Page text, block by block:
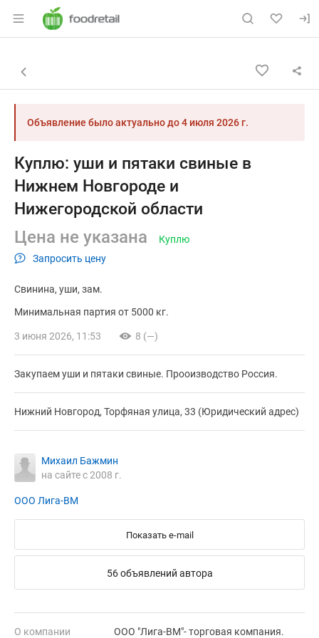
Раздел навигации по сайту
Объявление: Куплю: уши и
Навигация и управление объявлением
Назад к списку объявлений
Объявление было актуально до4 июля 2026 г.
Куплю: уши и пятаки свиные в
Нижнем Новгороде и
Нижегородской области
Цена не указана
Запросить цену
Куплю
Свинина уши зам.
Минимальная партия от 5000 кг.
3 июня 2026, 11:53 8 (—)
Закупаем уши и пятаки свиные. Прооизводство Россия.
Нижний Новгород, Торфяная улица, 33 (Юридический адрес)
Михаил Бажмин
на сайте с 2008 г.
ООО Лига-ВМ
Показать e-mail
56 объявлений автора
О компании
ООО "Лига-ВМ"- торговая компания.